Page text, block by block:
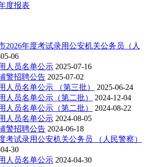
度报表
2026年度考试录用公安机关公务员（人
06
人员名单公示 2025-07-16
警招聘公告 2025-07-02
人员名单公示 （第三批）
2025-06-24
人员名单公示（第二批）
2024-12-04
人员名单公示（第二批）
2024-08-22
人员名单公示 2024-08-05
警招聘公告 2024-06-18
考试录用公安机关公务员 （人民警察）
30
人员名单公示 2024-04-30